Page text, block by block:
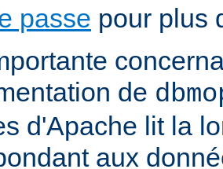
passe pour plus
de
d'Apache lit la
aux